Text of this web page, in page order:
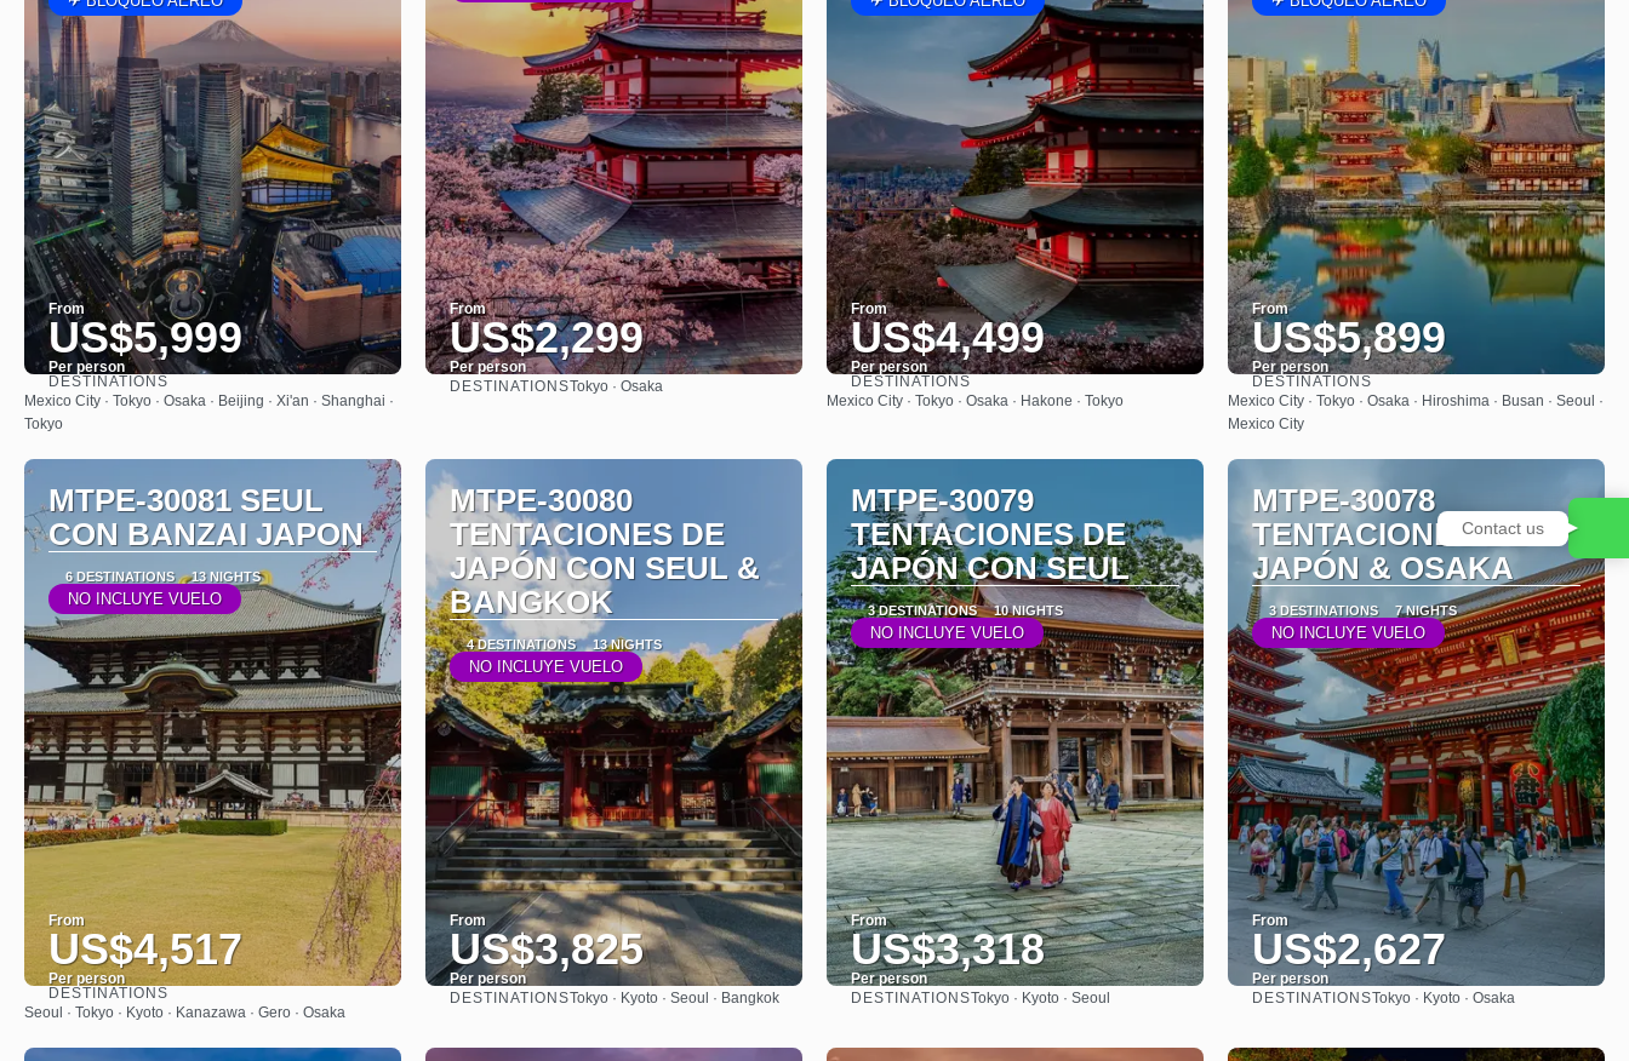
From
US$5,999
Per person
See
DESTINATIONS
Mexico City · Tokyo · Osaka · Beijing · Xi'an · Shanghai ·
Tokyo
From
US$2,299
Per person
DESTINATIONSTokyo · Osaka
From
US$4,499
Per person
See
DESTINATIONS
Mexico City · Tokyo · Osaka · Hakone · Tokyo
From
US$5,899
Per person
See
DESTINATIONS
Mexico City · Tokyo · Osaka · Hiroshima · Busan · Seoul ·
Mexico City
MTPE-30081 SEUL
CON BANZAI JAPON
6 DESTINATIONS 13 NIGHTS
NO INCLUYE VUELO
From
US$4,517
Per person
See
DESTINATIONS
Seoul · Tokyo · Kyoto · Kanazawa · Gero · Osaka
MTPE-30080
TENTACIONES DE
JAPÓN CON SEUL &
BANGKOK
4 DESTINATIONS 13 NIGHTS
NO INCLUYE VUELO
From
US$3,825
Per person
DESTINATIONSTokyo · Kyoto · Seoul · Bangkok
MTPE-30079
TENTACIONES DE
JAPÓN CON SEUL
3 DESTINATIONS 10 NIGHTS
NO INCLUYE VUELO
From
US$3,318
Per person
DESTINATIONSTokyo · Kyoto · Seoul
MTPE-30078
TENTACIONES DE
JAPÓN & OSAKA
3 DESTINATIONS 7 NIGHTS
NO INCLUYE VUELO
From
US$2,627
Per person
DESTINATIONSTokyo · Kyoto · Osaka
Contact us